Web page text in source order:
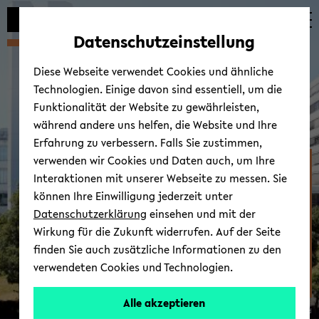
Automatische
vermeiden
zum
wechseln
zum
wechseln
zum
wechseln
Zen­trum für Kindheits-​
und Ju­gend­for­schung
© Uni­ver­si­tät Bie­le­feld
Datenschutzeinstellung
Diese Webseite verwendet Cookies und ähnliche
Technologien. Einige davon sind essentiell, um die
Funktionalität der Website zu gewährleisten,
während andere uns helfen, die Website und Ihre
Erfahrung zu verbessern. Falls Sie zustimmen,
verwenden wir Cookies und Daten auch, um Ihre
Interaktionen mit unserer Webseite zu messen. Sie
können Ihre Einwilligung jederzeit unter
Datenschutzerklärung einsehen und mit der
Wirkung für die Zukunft widerrufen. Auf der Seite
finden Sie auch zusätzliche Informationen zu den
verwendeten Cookies und Technologien.
Alle akzeptieren